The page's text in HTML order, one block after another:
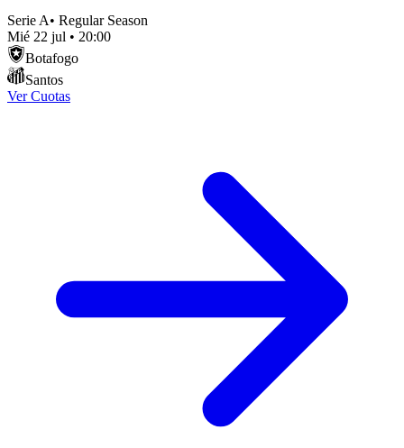
Serie A• Regular Season
Mié 22 jul • 20:00
Botafogo
Santos
Ver Cuotas